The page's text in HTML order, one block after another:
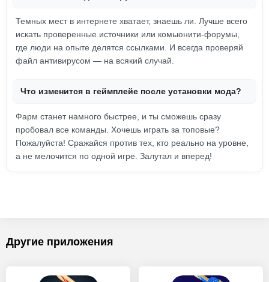
Темных мест в интернете хватает, знаешь ли. Лучше всего
искать проверенные источники или комьюнити-форумы,
где люди на опыте делятся ссылками. И всегда проверяй
файл антивирусом — на всякий случай.
Что изменится в геймплейе после установки мода?
Фарм станет намного быстрее, и ты сможешь сразу
пробовал все команды. Хочешь играть за топовые?
Пожалуйста! Сражайся против тех, кто реально на уровне,
а не мелочится по одной игре. Залутал и вперед!
Другие приложения